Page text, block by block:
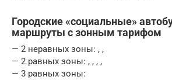
Городские «социальные»
маршруты с зонным тарифом
— 2 неравных зоны: , ,
— 2 равных зоны: , , , ,
— 3 равных зоны: